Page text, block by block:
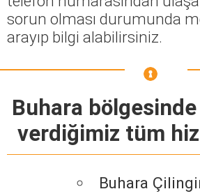
sorun olması durumunda
arayıp bilgi alabilirsiniz.
Buhara
verdiğimiz tüm
Buhara